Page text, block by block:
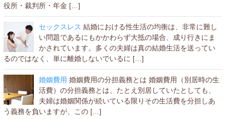
役所・裁判所・年金 […]
セックスレス 結婚における性生活の均衡は、非常に難し
い問題であるにもかかわらず大抵の場合、成り行きにま
かされています。多くの夫婦は真の結婚生活を送ってい
るのではなく、単に離婚しないでいるに […]
婚姻費用 婚姻費用の分担義務とは 婚姻費用（別居時の生
活費）の分担義務とは、たとえ別居していたとしても、
夫婦は婚姻関係が続いている限りその生活費を分担しあ
う義務を負いますが、この […]